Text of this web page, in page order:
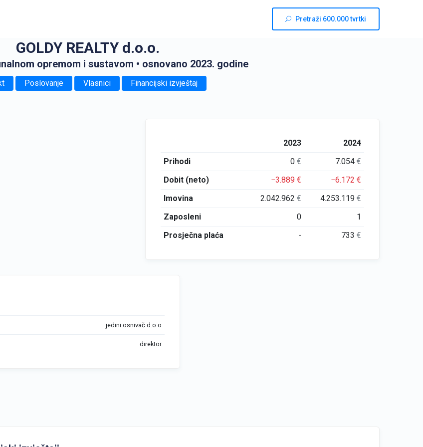
Pretraži 600.000 tvrtki
GOLDY REALTY d.o.o.
opremom i sustavom • osnovano 2023. godine
Poslovanje Vlasnici Financijski izvještaj
2023
2024
Prihodi
0€ 7.054€
Dobit (neto)
−3.889€ −6.172€
Imovina
2.042.962€ 4.253.119€
Zaposleni
0
1
Prosječna plaća
- 733€
jedini osnivač d.o.o
direktor